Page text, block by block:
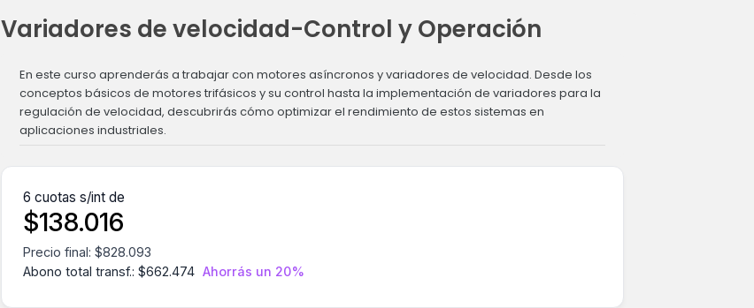
Variadores de velocidad-Control y Operación
En este curso aprenderás a trabajar con motores asíncronos y variadores de velocidad. Desde los
conceptos básicos de motores trifásicos y su control hasta la implementación de variadores para la
regulación de velocidad, descubrirás cómo optimizar el rendimiento de estos sistemas en
aplicaciones industriales.
6 cuotas s/int de
$138.016
Precio final:$828.093
Abono total transf.:$662.474 Ahorrás un 20%